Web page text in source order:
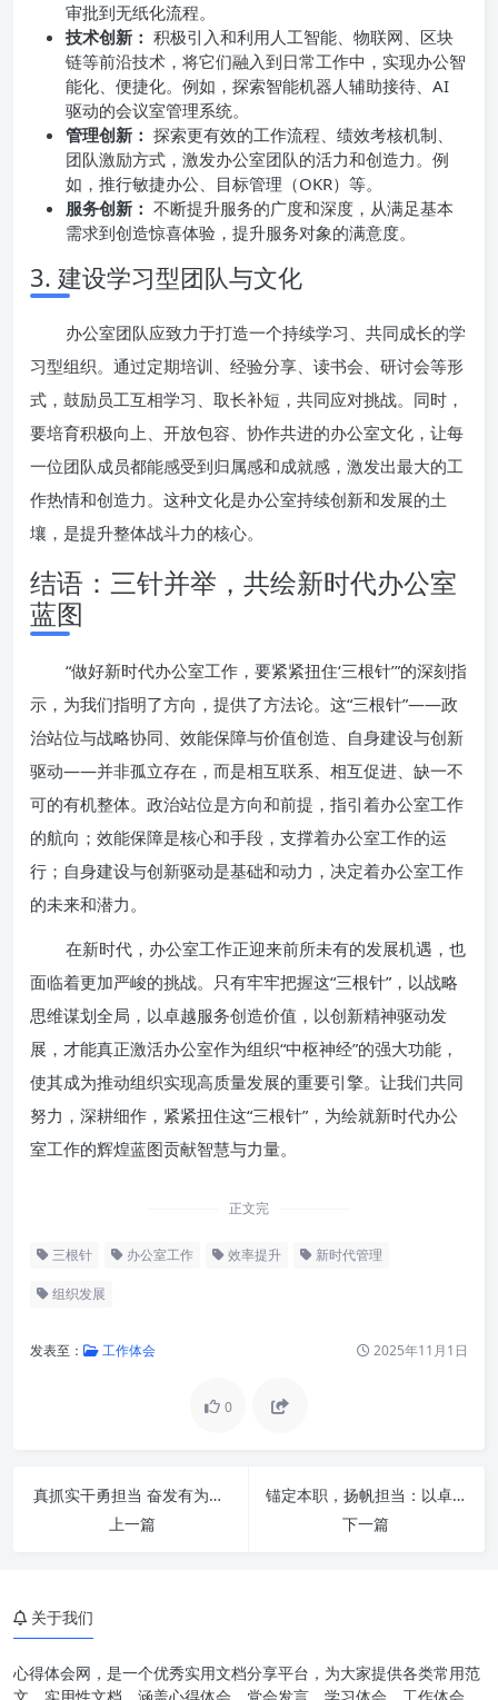
审批到无纸化流程。
技术创新： 积极引入和利用人工智能、物联网、区块
链等前沿技术，将它们融入到日常工作中，实现办公智
能化、便捷化。例如，探索智能机器人辅助接待、AI
驱动的会议室管理系统。
管理创新： 探索更有效的工作流程、绩效考核机制、
团队激励方式，激发办公室团队的活力和创造力。例
如，推行敏捷办公、目标管理（OKR）等。
服务创新： 不断提升服务的广度和深度，从满足基本
需求到创造惊喜体验，提升服务对象的满意度。
3. 建设学习型团队与文化
办公室团队应致力于打造一个持续学习、共同成长的学
习型组织。通过定期培训、经验分享、读书会、研讨会等形
式，鼓励员工互相学习、取长补短，共同应对挑战。同时，
要培育积极向上、开放包容、协作共进的办公室文化，让每
一位团队成员都能感受到归属感和成就感，激发出最大的工
作热情和创造力。这种文化是办公室持续创新和发展的土
壤，是提升整体战斗力的核心。
结语：三针并举，共绘新时代办公室
蓝图
“做好新时代办公室工作，要紧紧扭住‘三根针’”的深刻指
示，为我们指明了方向，提供了方法论。这“三根针”——政
治站位与战略协同、效能保障与价值创造、自身建设与创新
驱动——并非孤立存在，而是相互联系、相互促进、缺一不
可的有机整体。政治站位是方向和前提，指引着办公室工作
的航向；效能保障是核心和手段，支撑着办公室工作的运
行；自身建设与创新驱动是基础和动力，决定着办公室工作
的未来和潜力。
在新时代，办公室工作正迎来前所未有的发展机遇，也
面临着更加严峻的挑战。只有牢牢把握这“三根针”，以战略
思维谋划全局，以卓越服务创造价值，以创新精神驱动发
展，才能真正激活办公室作为组织“中枢神经”的强大功能，
使其成为推动组织实现高质量发展的重要引擎。让我们共同
努力，深耕细作，紧紧扭住这“三根针”，为绘就新时代办公
室工作的辉煌蓝图贡献智慧与力量。
正文完
三根针 办公室工作 效率提升 新时代管理
组织发展
发表至： 工作体会 2025年11月1日
0
真抓实干勇担当 奋发有为促发展：新时代征程的行动指南
上一篇
锚定本职，扬帆担当：以卓越之姿，共创辉煌未来
下一篇
引言：新时代办公室工作的战略
蜕变
第三根针：成长之针——自身建
关于我们
心得体会网，是一个优秀实用文档分享平台，为大家提供各类常用范